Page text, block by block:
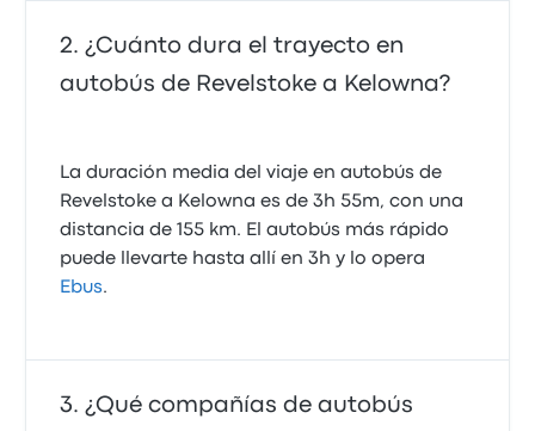
¿Cuánto dura el trayecto en
autobús de Revelstoke a Kelowna?
La duración media del viaje en autobús de
Revelstoke a Kelowna es de 3h 55m, con una
distancia de 155 km. El autobús más rápido
puede llevarte hasta allí en 3h y lo opera
Ebus.
¿Qué compañías de autobús